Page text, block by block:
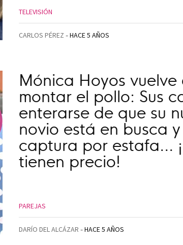
TELEVISIÓN
CARLOS PÉREZ HACE 5 AÑOS
Mónica Hoyos vuelve
montar el pollo: Sus
enterarse de que su
novio está en busca y
captura por estafa...
tienen precio!
PAREJAS
DARÍO DEL ALCÁZAR HACE 5 AÑOS